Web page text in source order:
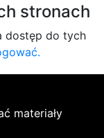
stronach
dostęp do tych
materiały